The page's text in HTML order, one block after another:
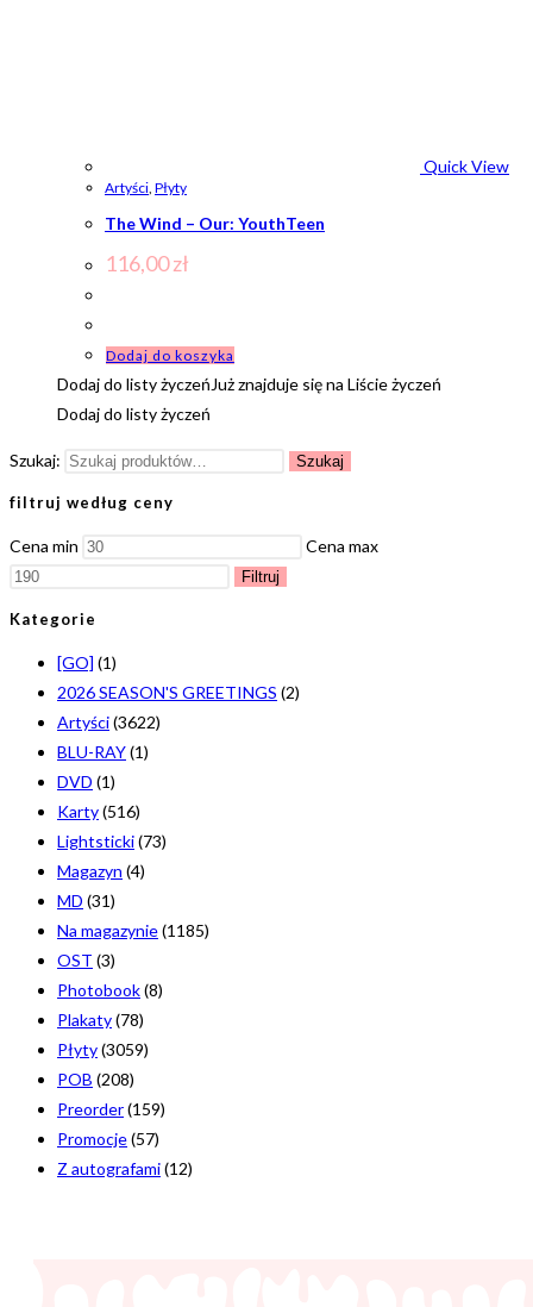
Quick View
Artyści Płyty
The Wind – Our: YouthTeen
116,00zł
Dodaj do koszyka
Dodaj do listy życzeńJuż znajduje się na Liście życzeń
Dodaj do listy życzeń
Szukaj: Szukaj
filtruj według ceny
Cena min Cena max
Filtruj
Kategorie
[GO] (1)
2026 SEASON'S GREETINGS (2)
Artyści(3622)
BLU-RAY(1)
DVD (1)
Karty(516)
Lightsticki(73)
Magazyn (4)
MD (31)
Na magazynie(1185)
OST (3)
Photobook(8)
Plakaty(78)
Płyty(3059)
POB (208)
Preorder(159)
Promocje(57)
Z autografami(12)